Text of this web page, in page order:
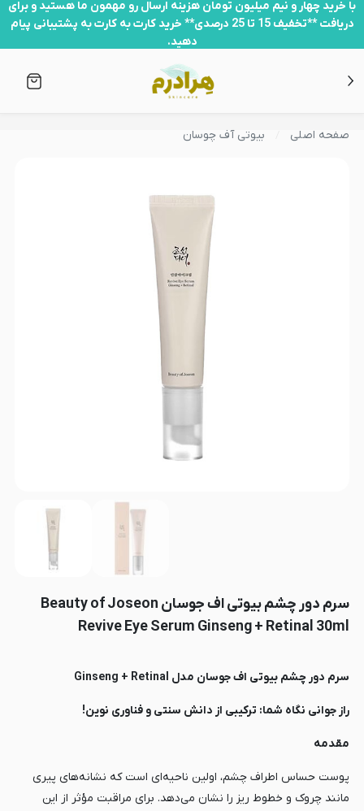
با خرید چهار و نیم میلیون تومان هزینه ارسال رو مهمون ما هستید و برای
دریافت **تخفیف 15 تا 25 درصدی** خرید کارت به کارت به پشتیبانی پیام
دهید.
صفحه اصلی بیوتی آف چوسان
سرم دور چشم بیوتی اف جوسان Beauty of Joseon
Revive Eye Serum Ginseng + Retinal 30ml
سرم دور چشم بیوتی اف جوسان مدل Ginseng + Retinal
راز جوانی نگاه شما: ترکیبی از دانش سنتی و فناوری نوین!
مقدمه
پوست حساس اطراف چشم، اولین ناحیه‌ای است که نشانه‌های پیری
مانند چروک و خطوط ریز را نشان می‌دهد. برای مراقبت مؤثر از این